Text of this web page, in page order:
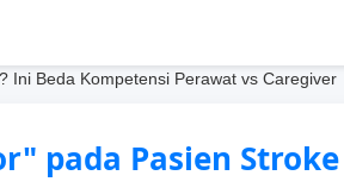
Ini Beda Kompetensi Perawat vs Caregiver
pada Pasien Stroke